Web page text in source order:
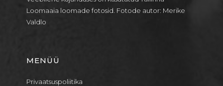
Loomaaia loomade fotosid. Fotode autor: Merike
Valdlo
MENÜÜ
Privaatsuspoliitika